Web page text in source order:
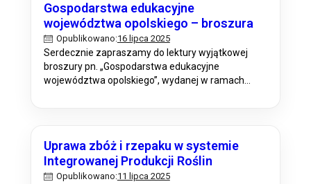
Gospodarstwa edukacyjne
województwa opolskiego – broszura
Opublikowano:16 lipca 2025
Serdecznie zapraszamy do lektury wyjątkowej
broszury pn. „Gospodarstwa edukacyjne
województwa opolskiego”, wydanej w ramach
edukacyjnych. Publikacja to kompendium wiedzy
na temat, czym w ogóle są zagrody edukacyjne i
dlaczego ważne…
Uprawa zbóż i rzepaku w systemie
Integrowanej Produkcji Roślin
Opublikowano:11 lipca 2025